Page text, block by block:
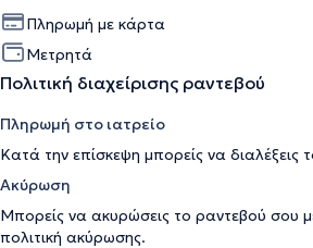
Πληρωμή με κάρτα
Μετρητά
Πολιτική διαχείρισης ραντεβού
Πληρωμή στο ιατρείο
Κατά την επίσκεψη μπορείς να
Ακύρωση
Μπορείς να ακυρώσεις το ραντεβού σου
πολιτική ακύρωσης.